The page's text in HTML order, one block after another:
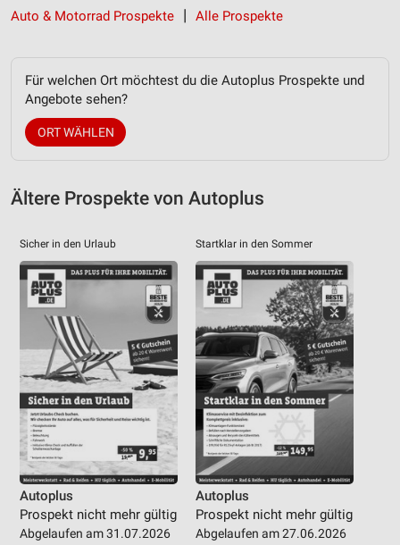
Auto & Motorrad Prospekte
Alle Prospekte
Für welchen Ort möchtest du die Autoplus Prospekte und
Angebote sehen?
ORT WÄHLEN
Ältere Prospekte von Autoplus
Sicher in den Urlaub
Autoplus
Prospekt nicht mehr gültig
Abgelaufen am 31.07.2026
Startklar in den Sommer
Autoplus
Prospekt nicht mehr gültig
Abgelaufen am 27.06.2026